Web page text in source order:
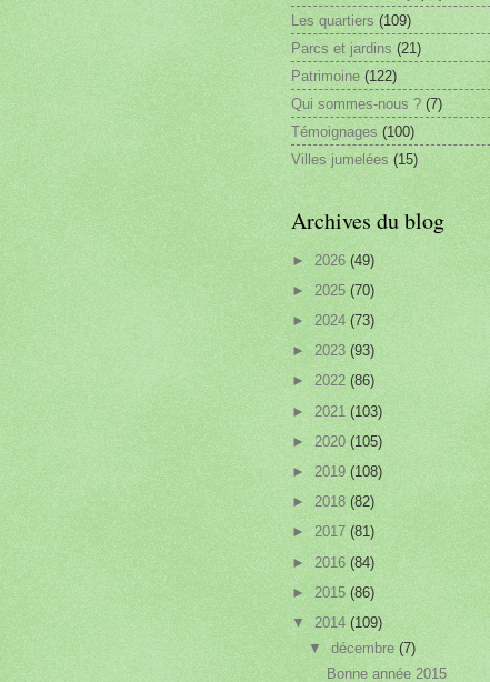
Les quartiers (109)
Parcs et jardins (21)
Patrimoine (122)
Qui sommes-nous ? (7)
Témoignages (100)
Villes jumelées (15)
Archives du blog
► 2026 (49)
► 2025 (70)
► 2024 (73)
► 2023 (93)
► 2022 (86)
► 2021 (103)
► 2020 (105)
► 2019 (108)
► 2018 (82)
► 2017 (81)
► 2016 (84)
► 2015 (86)
▼ 2014 (109)
▼décembre(7)
Bonne année 2015